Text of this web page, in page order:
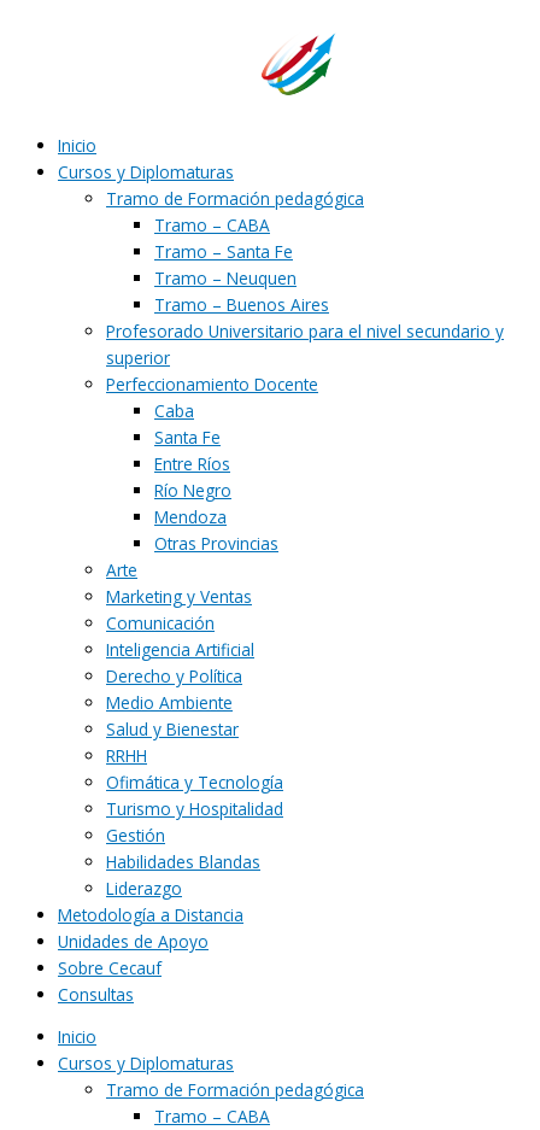
Inicio
Cursos y Diplomaturas
Tramo de Formación pedagógica
Tramo – CABA
Tramo – Santa Fe
Tramo – Neuquen
Tramo – Buenos Aires
Profesorado Universitario para el nivel secundario y
superior
Perfeccionamiento Docente
Caba
Santa Fe
Entre Ríos
Río Negro
Mendoza
Otras Provincias
Arte
Marketing y Ventas
Comunicación
Inteligencia Artificial
Derecho y Política
Medio Ambiente
Salud y Bienestar
RRHH
Ofimática y Tecnología
Turismo y Hospitalidad
Gestión
Habilidades Blandas
Liderazgo
Metodología a Distancia
Unidades de Apoyo
Sobre Cecauf
Consultas
Inicio
Cursos y Diplomaturas
Tramo de Formación pedagógica
Tramo – CABA